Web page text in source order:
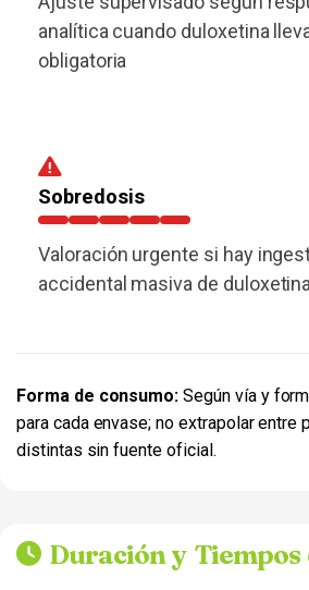
analítica cuando duloxetina
obligatoria
Sobredosis
Valoración urgente si hay
accidental masiva de duloxetina
Forma de consumo: Según vía y
para cada envase; no extrapolar entre
distintas sin fuente oficial.
Duración y Tiempos